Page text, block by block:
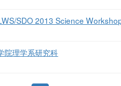
SDO 2013 Science
院理学系研究科